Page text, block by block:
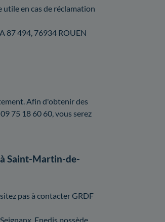
utile en cas de réclamation
87 494, 76934 ROUEN
Afin d'obtenir des
75 18 60 60, vous serez
Saint-Martin-de-
pas à contacter GRDF
Enedis possède